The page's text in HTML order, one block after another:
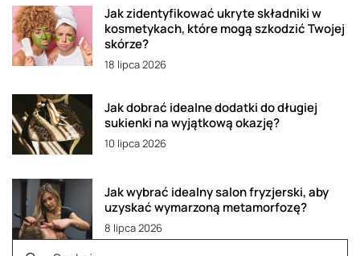
Jak zidentyfikować ukryte składniki w
kosmetykach, które mogą szkodzić Twojej
skórze?
18 lipca 2026
Jak dobrać idealne dodatki do długiej
sukienki na wyjątkową okazję?
10 lipca 2026
Jak wybrać idealny salon fryzjerski, aby
uzyskać wymarzoną metamorfozę?
8 lipca 2026